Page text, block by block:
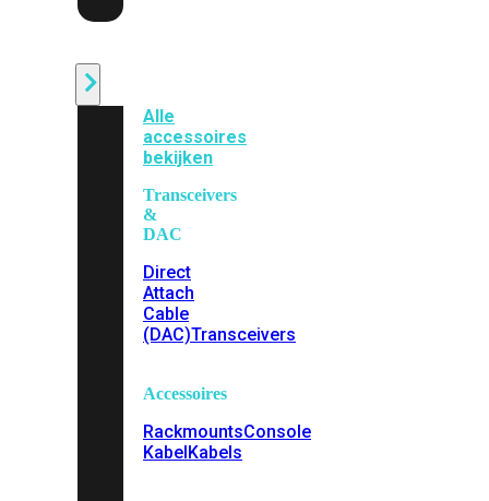
Alle
accessoires
bekijken
Transceivers
&
DAC
Direct
Attach
Cable
(DAC)Transceivers
Accessoires
RackmountsConsole
KabelKabels